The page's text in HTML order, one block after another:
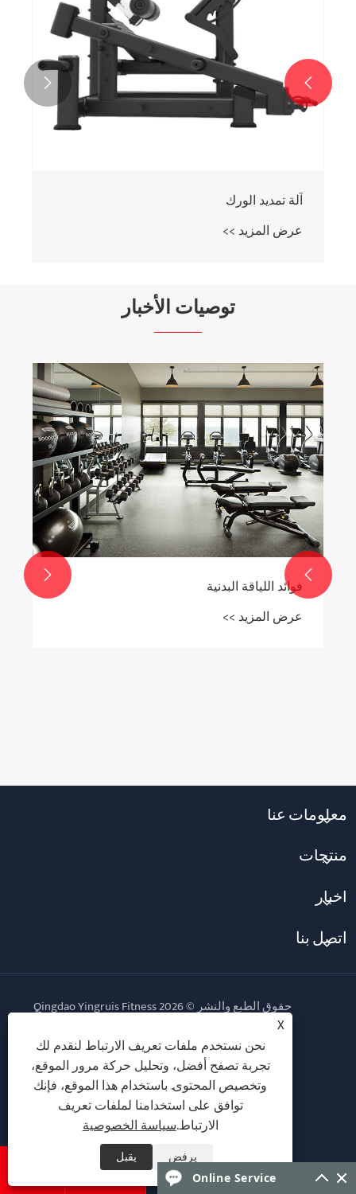
آلة تمديد الورك
عرض المزيد >>


توصيات الأخبار
فوائد اللياقة البدنية
عرض المزيد >>


معلومات عنا
منتجات
أخبار
اتصل بنا
حقوق الطبع والنشر © 2026 Qingdao Yingruis Fitness
Follow Us
RSS
XML سياسة الخصوصية

X
نحن نستخدم ملفات تعريف الارتباط لنقدم لك
تجربة تصفح أفضل، وتحليل حركة مرور الموقع،
وتخصيص المحتوى. باستخدام هذا الموقع، فإنك
توافق على استخدامنا لملفات تعريف
الارتباط.سياسة الخصوصية
يرفض يقبل
Online Service